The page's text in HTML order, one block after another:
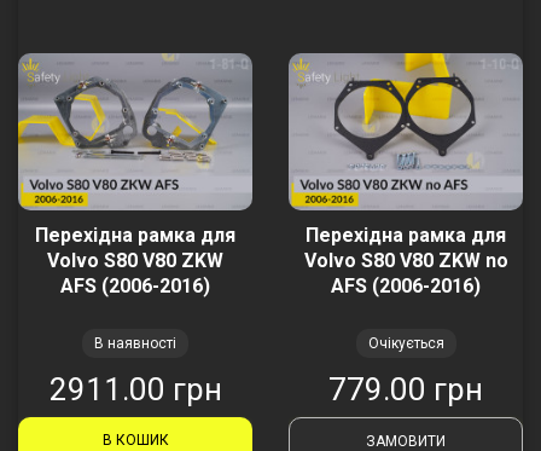
Перехідна рамка для
Volvo S80 V80 ZKW
AFS (2006-2016)
В наявності
2911.00 грн
В КОШИК
Перехідна рамка для
Volvo S80 V80 ZKW no
AFS (2006-2016)
Очікується
779.00 грн
ЗАМОВИТИ